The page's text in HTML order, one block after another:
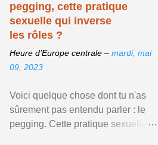
pegging, cette pratique
sexuelle qui inverse
les rôles ?
Heure d’Europe centrale – mardi, mai
09, 2023
Voici quelque chose dont tu n'as
sûrement pas entendu parler : le
pegging. Cette pratique sexuelle